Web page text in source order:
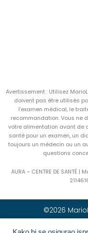
Avertissement : Utilisez
doivent pas être utilisés
l’examen médical, le
recommandation. Vous ne
votre alimentation avant de
santé pour un examen, un
toujours un médecin ou un
questions
AURA – CENTRE DE SANTÉ
©2026